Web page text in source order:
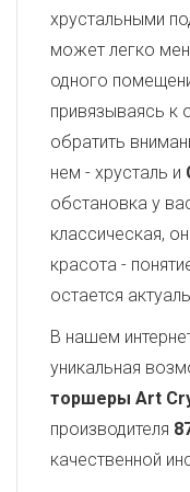
хрустальными
может легко
одного
привязываясь к
обратить
нем - хрусталь и
обстановка у
классическая,
красота -
остается
В нашем
уникальная
торшеры Art
производителя
качественной